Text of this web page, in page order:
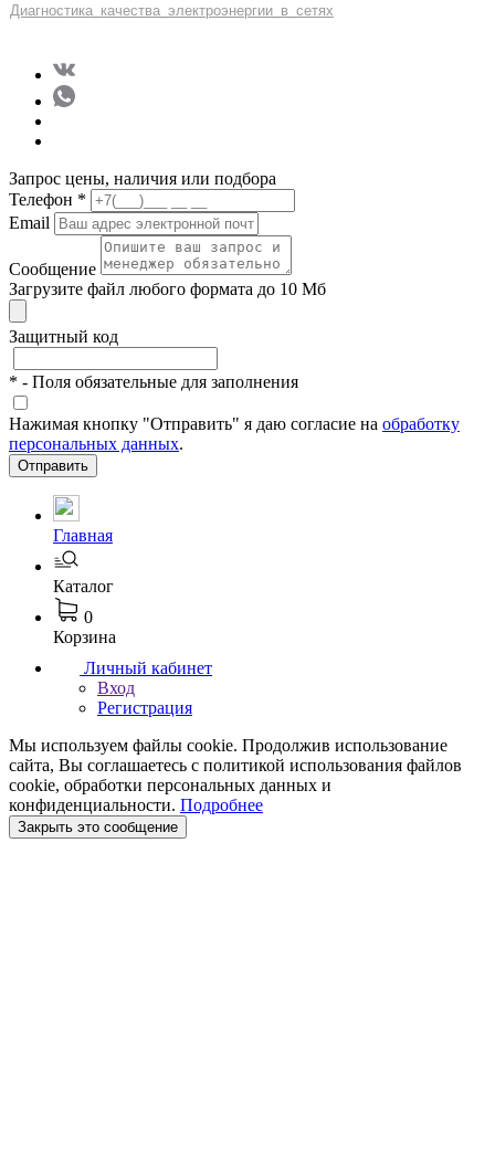
Диагностика качества электроэнергии в сетях
Запрос цены, наличия или подбора
Телефон *
Email
Сообщение
Загрузите файл любого формата до 10 Мб
Защитный код
* - Поля обязательные для заполнения
Нажимая кнопку "Отправить" я даю согласие на обработку
персональных данных.
Отправить
Главная
Каталог
0
Корзина
Личный кабинет
Вход
Регистрация
Мы используем файлы cookie. Продолжив использование
сайта, Вы соглашаетесь с политикой использования файлов
cookie, обработки персональных данных и
конфиденциальности. Подробнее
Закрыть это сообщение